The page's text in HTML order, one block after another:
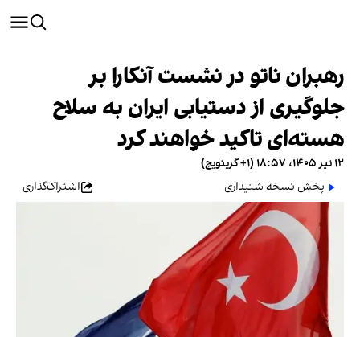
رهبران ناتو در نشست آنکارا بر
جلوگیری از دستیابی ایران به سلاح
هسته‌ای تاکید خواهند کرد
۱۲ تیر ۱۴۰۵، ۱۸:۵۷ (‎+۱ گرینویچ)
پخش نسخه شنیداری
اشتراک‌گذاری